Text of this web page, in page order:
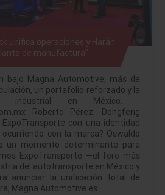
unifica operaciones y Harán
de manufactura”
bajo Magna Automotive, más de
un portafolio reforzado y la
industrial en México.
Roberto Pérez: Dongfeng
con una identidad
con la marca? Oswaldo
un momento determinante para
ExpoTransporte —el foro más
del autotransporte en México y
anunciar la unificación total de
Magna Automotive es…